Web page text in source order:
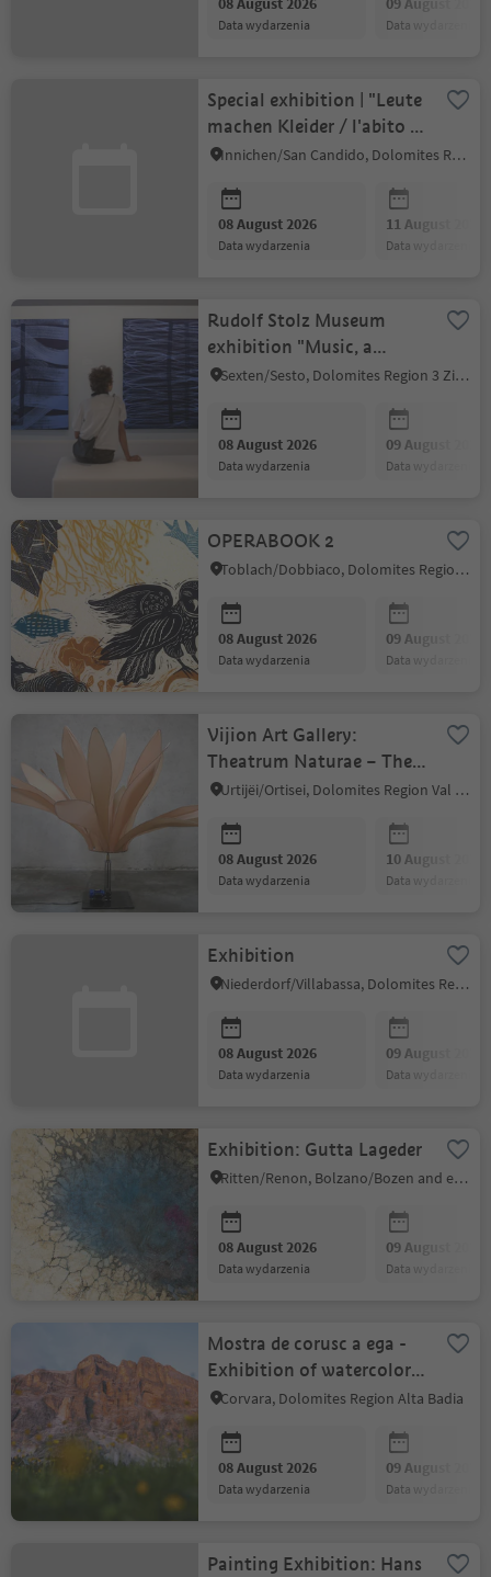
data wydarzenia data wydarzenia
Special exhibition | "Leute
machen Kleider / l'abito fa
il Monaco"
Innichen/San Candido, Dolomites Region 3 Zinnen
08 August 2026
data wydarzenia
11 August 2026
data wydarzenia
Rudolf Stolz Museum
exhibition "Music, a
bridge between heaven
Sexten/Sesto, Dolomites Region 3 Zinnen
08 August 2026
data wydarzenia
09 August 2026
data wydarzenia
OPERABOOK 2
Toblach/Dobbiaco, Dolomites Region 3 Zinnen
08 August 2026
data wydarzenia
09 August 2026
data wydarzenia
Vijion Art Gallery:
Theatrum Naturae – The
Stage of Life
Urtijëi/Ortisei, Dolomites Region Val Gardena
08 August 2026
data wydarzenia
10 August 2026
data wydarzenia
Exhibition
Niederdorf/Villabassa, Dolomites Region 3 Zinnen
08 August 2026
data wydarzenia
09 August 2026
data wydarzenia
Exhibition: Gutta Lageder
Ritten/Renon, Bolzano/Bozen and environs
08 August 2026
data wydarzenia
09 August 2026
data wydarzenia
Mostra de corusc a ega -
Exhibition of watercolors
by Silvia Nava
Corvara, Dolomites Region Alta Badia
08 August 2026
data wydarzenia
09 August 2026
data wydarzenia
Painting Exhibition: Hans